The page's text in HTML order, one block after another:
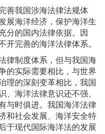
善我国涉海法律法规体
展海洋经济，保护海洋生
分的国内法律依据。因
完善的海洋法律体系。
律制度体系，但与我国海
的实际需要相比，与世界
理的深刻变革相比，我国
海洋法律意识还不强、
与时俱进。我国海洋法律
和社会发展、海洋安全特
于现代国际海洋法的发展